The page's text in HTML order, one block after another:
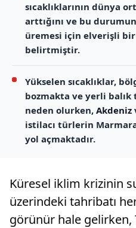
sıcaklıklarının dünya
arttığını ve bu
üremesi için elverişli bir
belirtmiştir.
Yükselen sıcaklıklar,
bozmakta ve yerli
neden olurken, Akdeniz
istilacı türlerin
yol açmaktadır.
Küresel iklim krizinin
üzerindeki tahribatı
görünür hale gelirken,